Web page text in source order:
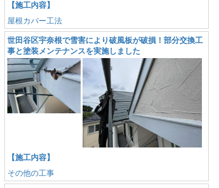
【施工内容】
屋根カバー工法
世田谷区宇奈根で雪害により破風板が破損！部分交換工
事と塗装メンテナンスを実施しました
【施工内容】
その他の工事